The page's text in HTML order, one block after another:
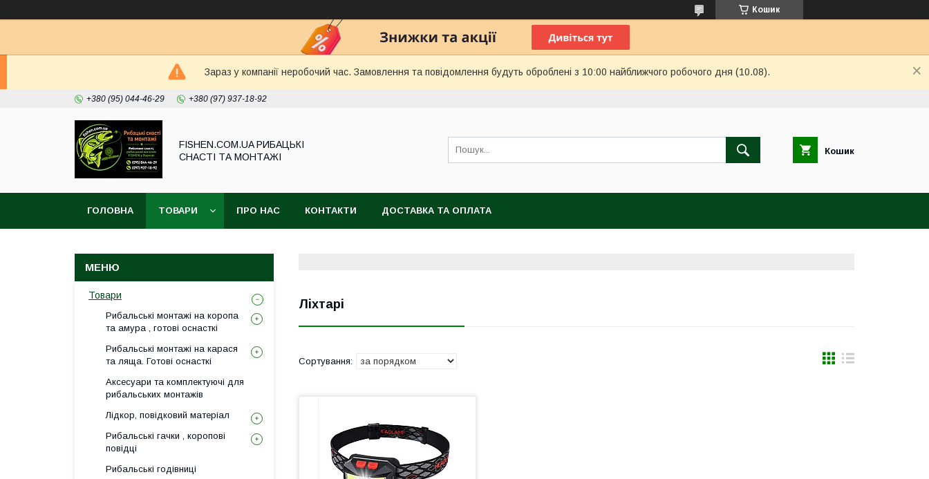
Кошик
Зараз у компанії неробочий час. Замовлення та повідомлення будуть оброблені з 10:00 найближчого робочого дня (10.08).
+380 (95) 044-46-29 +380 (97) 937-18-92
FISHEN.COM.UA РИБАЦЬКІ
СНАСТІ ТА МОНТАЖІ
Кошик
ГОЛОВНА ТОВАРИ ПРО НАС КОНТАКТИ ДОСТАВКА ТА ОПЛАТА
Ліхтарі
Товари
Рибальські монтажі на коропа
та амура , готові оснасткі
Рибальські монтажі на карася
та ляща. Готові оснасткі
Аксесуари та комплектуючі для
рибальських монтажів
Лідкор, повiдковий матеріал
Рибальські гачки , коропові
повідці
Рибальські годівниці